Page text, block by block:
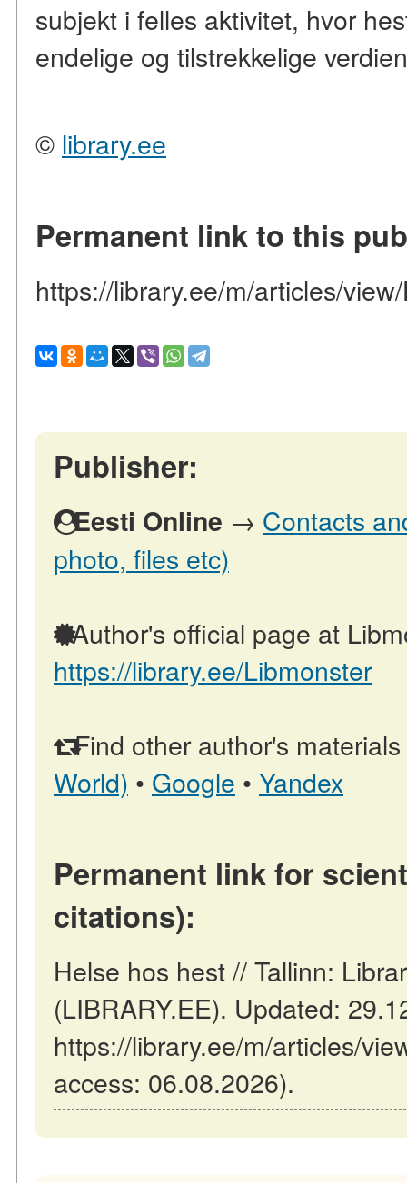
subjekt i felles aktivitet, hvor
endelige og tilstrekkelige
© library.ee
Permanent link to this
https://library.ee/m/articles/
Publisher:
Eesti Online → Contacts
photo, files etc)
Author's official page at
https://library.ee/Libmonster
Find other author's
World) • Google • Yandex
Permanent link for
citations):
Helse hos hest // Tallinn:
(LIBRARY.EE). Updated:
https://library.ee/m/articles/
access: 06.08.2026).